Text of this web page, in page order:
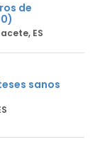
de
ES
sanos